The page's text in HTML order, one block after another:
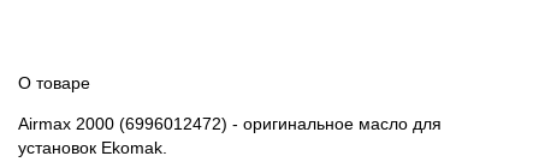
О товаре
Airmax 2000 (6996012472) - оригинальное масло для
установок Ekomak.